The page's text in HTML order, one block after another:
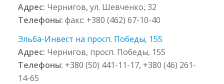
Адрес: Чернигов, ул. Шевченко, 32
Телефоны:факс: +380 (462) 67-10-40
Эльба-Инвест на просп. Победы, 155
Адрес: Чернигов, просп. Победы, 155
Телефоны: +380 (50) 441-11-17, +380 (46) 261-
14-65